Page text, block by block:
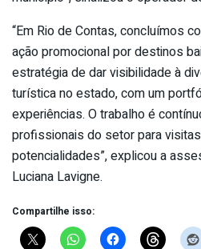
“Em Rio de Contas, concluímos
ação promocional por destinos
estratégia de dar visibilidade à
turística no estado, com um
experiências. O trabalho é
profissionais do setor para
potencialidades”, explicou a
Luciana Lavigne.
Compartilhe isso: